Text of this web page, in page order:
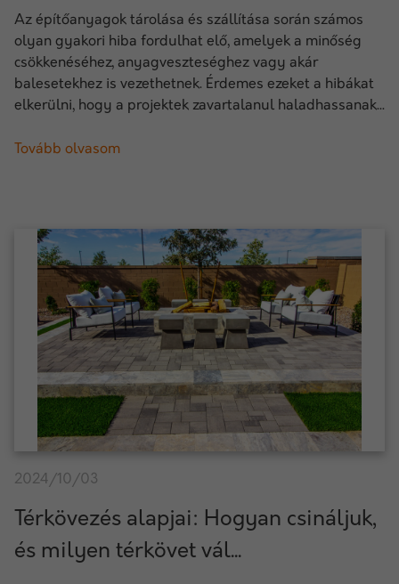
Az építőanyagok tárolása és szállítása során számos
olyan gyakori hiba fordulhat elő, amelyek a minőség
csökkenéséhez, anyagveszteséghez vagy akár
balesetekhez is vezethetnek. Érdemes ezeket a hibákat
elkerülni, hogy a projektek zavartalanul haladhassanak...
Tovább olvasom
2024/10/03
Térkövezés alapjai: Hogyan csináljuk,
és milyen térkövet vál...